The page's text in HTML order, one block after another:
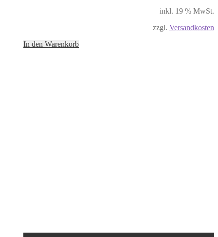
inkl. 19 % MwSt.
zzgl. Versandkosten
In den Warenkorb